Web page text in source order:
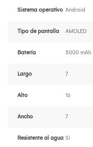
Sistema operativo Android
Tipo de pantalla AMOLED
Batería 5000 mAh
Largo 7
Alto 16
Ancho 7
Resistente al agua Sí